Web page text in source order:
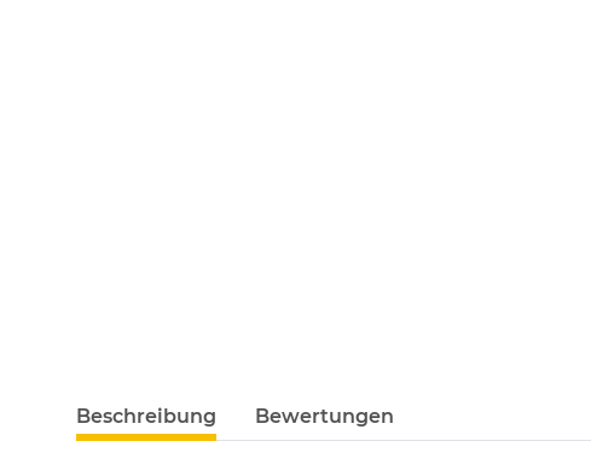
weitere Registerkarten anzeigen
Beschreibung Bewertungen